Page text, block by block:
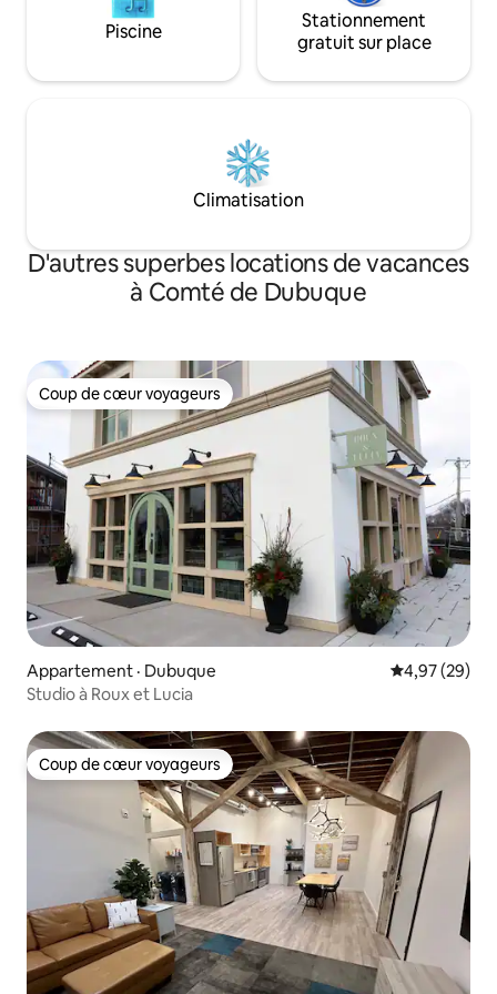
Piscine
Stationnement
gratuit sur place
Climatisation
D'autres superbes locations de vacances
à Comté de Dubuque
Coup de cœur voyageurs
Coup de cœur voyageurs
Appartement · Dubuque Note
4,97 (29)
Studio à Roux et Lucia
Coup de cœur voyageurs
Coup de cœur voyageurs